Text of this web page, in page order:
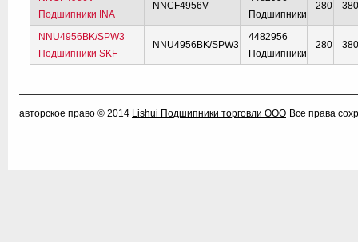
Подшипники INA
NNCF4956V
Подшипники
280
NNU4956BK/SPW3
Подшипники SKF
NNU4956BK/SPW3
4482956
Подшипники
280
авторское право © 2014 Lishui Подшипники торговли ООО Все права